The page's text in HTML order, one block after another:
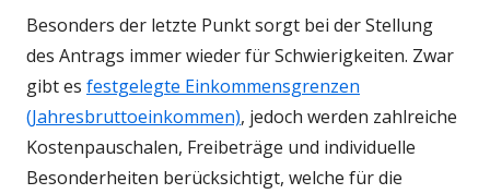
Besonders der letzte Punkt sorgt bei der Stellung
des Antrags immer wieder für Schwierigkeiten. Zwar
gibt es festgelegte Einkommensgrenzen
(Jahresbruttoeinkommen), jedoch werden zahlreiche
Kostenpauschalen, Freibeträge und individuelle
Besonderheiten berücksichtigt, welche für die